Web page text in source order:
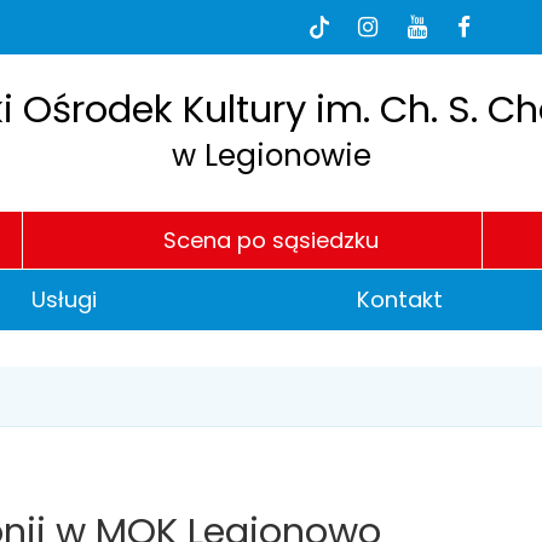
Tik-
Instagram
Youtube
Ośrodek Kultury im. Ch. S.
w Legionowie
Scena po sąsiedzku
Usługi Kontakt